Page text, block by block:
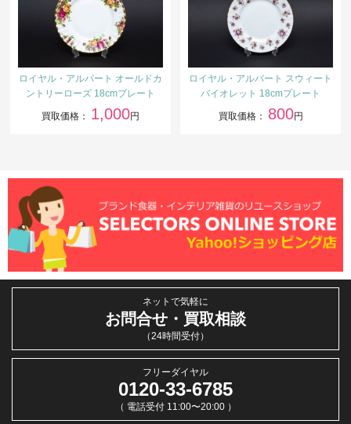
ロイヤル・アルバート オールドカ
ントリーローズ 18cmプレート
買取価格： 1,000円
ロイヤル・アルバート スウィート
バイオレット 18cmプレート
買取価格： 800円
ネットで気軽に
お問合せ・買取相談
（24時間受付）
フリーダイヤル
0120-33-6785
（ 電話受付 11:00〜20:00 ）